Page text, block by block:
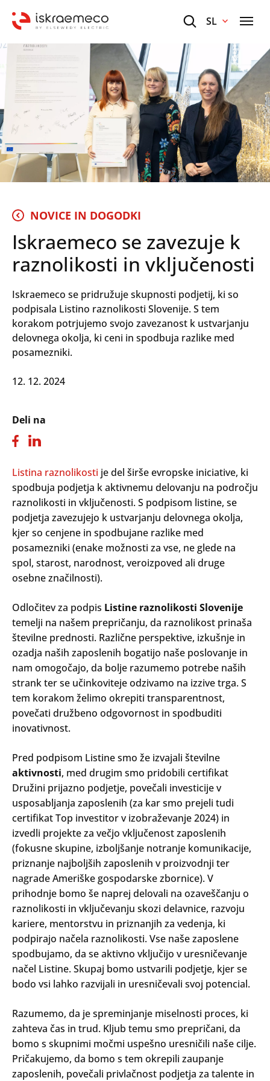
SL
NOVICE IN DOGODKI
Iskraemeco se zavezuje k
raznolikosti in vključenosti
Iskraemeco se pridružuje skupnosti podjetij, ki so
podpisala Listino raznolikosti Slovenije. S tem
korakom potrjujemo svojo zavezanost k ustvarjanju
delovnega okolja, ki ceni in spodbuja razlike med
posamezniki.
12. 12. 2024
Deli na
Listina raznolikosti je del širše evropske iniciative, ki
spodbuja podjetja k aktivnemu delovanju na področju
raznolikosti in vključenosti. S podpisom listine, se
podjetja zavezujejo k ustvarjanju delovnega okolja,
kjer so cenjene in spodbujane razlike med
posamezniki (enake možnosti za vse, ne glede na
spol, starost, narodnost, veroizpoved ali druge
osebne značilnosti).
Odločitev za podpis Listine raznolikosti Slovenije
temelji na našem prepričanju, da raznolikost prinaša
številne prednosti. Različne perspektive, izkušnje in
ozadja naših zaposlenih bogatijo naše poslovanje in
nam omogočajo, da bolje razumemo potrebe naših
strank ter se učinkoviteje odzivamo na izzive trga. S
tem korakom želimo okrepiti transparentnost,
povečati družbeno odgovornost in spodbuditi
inovativnost.
Pred podpisom Listine smo že izvajali številne
aktivnosti, med drugim smo pridobili certifikat
Družini prijazno podjetje, povečali investicije v
usposabljanja zaposlenih (za kar smo prejeli tudi
certifikat Top investitor v izobraževanje 2024) in
izvedli projekte za večjo vključenost zaposlenih
(fokusne skupine, izboljšanje notranje komunikacije,
priznanje najboljših zaposlenih v proizvodnji ter
nagrade Ameriške gospodarske zbornice). V
prihodnje bomo še naprej delovali na ozaveščanju o
raznolikosti in vključevanju skozi delavnice, razvoju
kariere, mentorstvu in priznanjih za vedenja, ki
podpirajo načela raznolikosti. Vse naše zaposlene
spodbujamo, da se aktivno vključijo v uresničevanje
načel Listine. Skupaj bomo ustvarili podjetje, kjer se
bodo vsi lahko razvijali in uresničevali svoj potencial.
Razumemo, da je spreminjanje miselnosti proces, ki
zahteva čas in trud. Kljub temu smo prepričani, da
bomo s skupnimi močmi uspešno uresničili naše cilje.
Pričakujemo, da bomo s tem okrepili zaupanje
zaposlenih, povečali privlačnost podjetja za talente in